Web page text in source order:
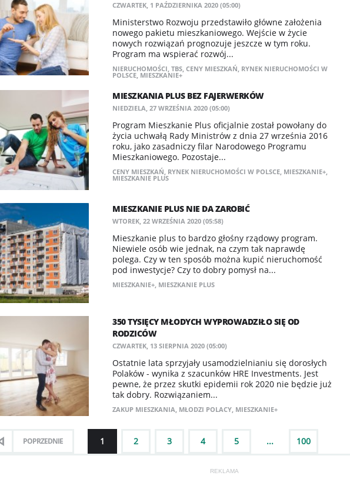
CZWARTEK, 1 PAŹDZIERNIKA 2020 (05:00)
​Ministerstwo Rozwoju przedstawiło główne założenia
nowego pakietu mieszkaniowego. Wejście w życie
nowych rozwiązań prognozuje jeszcze w tym roku.
Program ma wspierać rozwój...
NIERUCHOMOŚCI, TBS, CENY MIESZKAŃ, RYNEK NIERUCHOMOŚCI W
POLSCE, MIESZKANIE+
MIESZKANIA PLUS BEZ FAJERWERKÓW
NIEDZIELA, 27 WRZEŚNIA 2020 (05:00)
Program Mieszkanie Plus oficjalnie został powołany do
życia uchwałą Rady Ministrów z dnia 27 września 2016
roku, jako zasadniczy filar Narodowego Programu
Mieszkaniowego. Pozostaje...
CENY MIESZKAŃ, RYNEK NIERUCHOMOŚCI W POLSCE, MIESZKANIE+,
MIESZKANIE PLUS
MIESZKANIE PLUS NIE DA ZAROBIĆ
WTOREK, 22 WRZEŚNIA 2020 (05:58)
Mieszkanie plus to bardzo głośny rządowy program.
Niewiele osób wie jednak, na czym tak naprawdę
polega. Czy w ten sposób można kupić nieruchomość
pod inwestycje? Czy to dobry pomysł na...
MIESZKANIE+, MIESZKANIE PLUS
350 TYSIĘCY MŁODYCH WYPROWADZIŁO SIĘ OD
RODZICÓW
CZWARTEK, 13 SIERPNIA 2020 (05:00)
​Ostatnie lata sprzyjały usamodzielnianiu się dorosłych
Polaków - wynika z szacunków HRE Investments. Jest
pewne, że przez skutki epidemii rok 2020 nie będzie już
tak dobry. Rozwiązaniem...
ZAKUP MIESZKANIA, MŁODZI POLACY, MIESZKANIE+
POPRZEDNIE 1 2 3 4 5 ... 100
REKLAMA